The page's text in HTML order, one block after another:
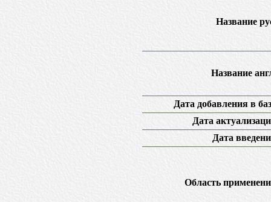
Название
Название
Дата добавления в
Дата
Дата
Область